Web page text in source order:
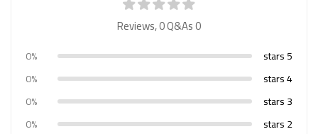
0 Reviews,
0Q&As
5 stars
0%
4 stars
0%
3 stars
0%
2 stars
0%